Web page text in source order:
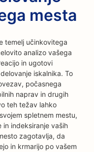
mesta
temelj učinkovitega
analizo vašega
in ugotovi
iskalnika. To
počasnega
naprav in drugih
teh težav lahko
spletnem mestu,
in indeksiranje vaših
zagotavlja, da
in krmarijo po vašem